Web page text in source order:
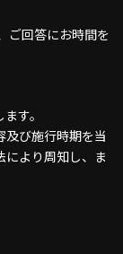
ご回答にお時間を
す。
及び施行時期を当
より周知し、ま